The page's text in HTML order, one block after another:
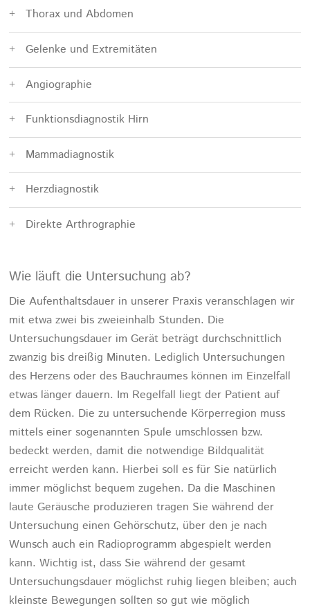
Thorax und Abdomen
Gelenke und Extremitäten
Angiographie
Funktionsdiagnostik Hirn
Mammadiagnostik
Herzdiagnostik
Direkte Arthrographie
Wie läuft die Untersuchung ab?
Die Aufenthaltsdauer in unserer Praxis veranschlagen wir
mit etwa zwei bis zweieinhalb Stunden. Die
Untersuchungsdauer im Gerät beträgt durchschnittlich
zwanzig bis dreißig Minuten. Lediglich Untersuchungen
des Herzens oder des Bauchraumes können im Einzelfall
etwas länger dauern. Im Regelfall liegt der Patient auf
dem Rücken. Die zu untersuchende Körperregion muss
mittels einer sogenannten Spule umschlossen bzw.
bedeckt werden, damit die notwendige Bildqualität
erreicht werden kann. Hierbei soll es für Sie natürlich
immer möglichst bequem zugehen. Da die Maschinen
laute Geräusche produzieren tragen Sie während der
Untersuchung einen Gehörschutz, über den je nach
Wunsch auch ein Radioprogramm abgespielt werden
kann. Wichtig ist, dass Sie während der gesamt
Untersuchungsdauer möglichst ruhig liegen bleiben; auch
kleinste Bewegungen sollten so gut wie möglich